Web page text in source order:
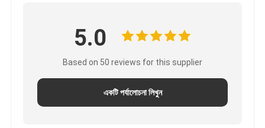
5.0
Based on 50 reviews for this supplier
একটি পর্যালোচনা লিখুন